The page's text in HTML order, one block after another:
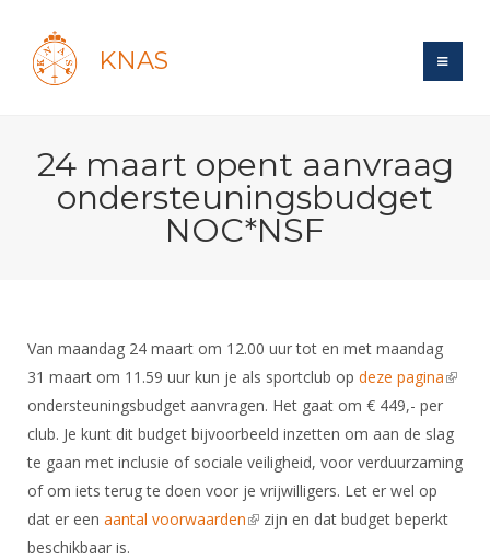
KNAS
Login
Maandelijks archief
Evenement
Website
Gebruiksvoorwaarden
Bond
Bond
Reglementen
Ledencijfers
Sponsors en Partners
Organisatie
Bestuur
Schermen
Recreatiesport
Veteranen
Lichtzwaardschermen
Wedstrijdsport
Ranglijsten
Nieuws
NK's
Oranje
DBT
Voor de jeugd
Spreekbeurtpakket
Ouders en vereniging
Jeugdkampen
Brassardsysteem
Schermforum
Nieuws
Zoek Vereniging
Contact
NK organiseren
24 maart opent aanvraag
ondersteuningsbudget
NOC*NSF
Van maandag 24 maart om 12.00 uur tot en met maandag
31 maart om 11.59 uur kun je als sportclub op deze pagina(link is
ondersteuningsbudget aanvragen. Het gaat om € 449,- per
club. Je kunt dit budget bijvoorbeeld inzetten om aan de slag
te gaan met inclusie of sociale veiligheid, voor verduurzaming
of om iets terug te doen voor je vrijwilligers. Let er wel op
dat er een aantal voorwaarden(link is external)
zijn en dat budget beperkt
beschikbaar is.